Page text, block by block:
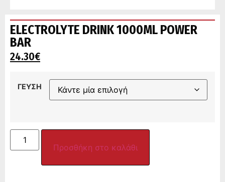
ELECTROLYTE DRINK 1000ML POWER
BAR
24.30€
ΓΕΥΣΗ
Προσθήκη στο καλάθι